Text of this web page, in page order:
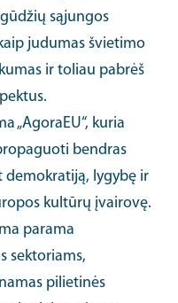
sąjungos
judumas švietimo
ir toliau pabrėš
„AgoraEU“, kuria
bendras
demokratiją, lygybę ir
kultūrų įvairovę.
parama
sektoriams,
pilietinės